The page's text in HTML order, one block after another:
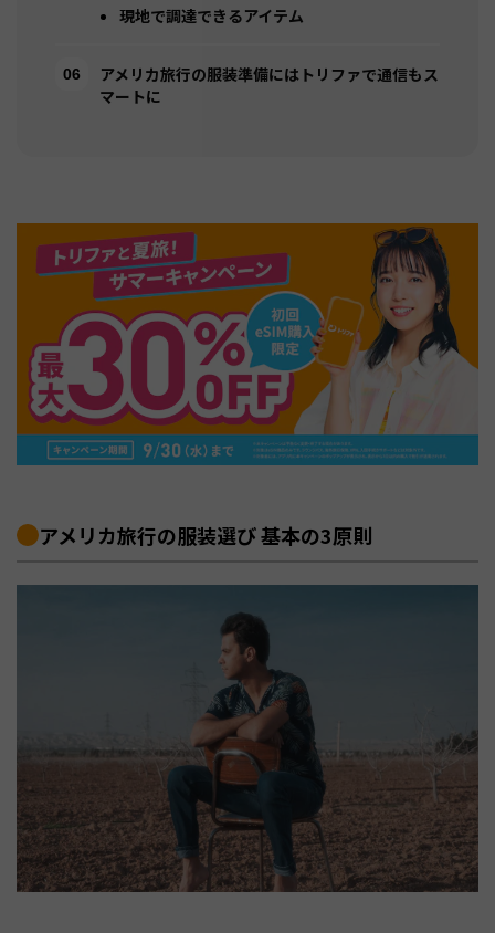
現地で調達できるアイテム
アメリカ旅行の服装準備にはトリファで通信もス
マートに
アメリカ旅行の服装選び 基本の3原則